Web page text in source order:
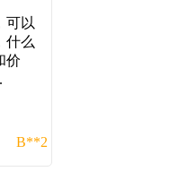
可以
什么
价
B**2